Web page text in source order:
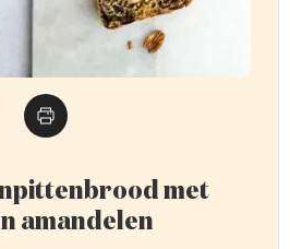
met
amandelen